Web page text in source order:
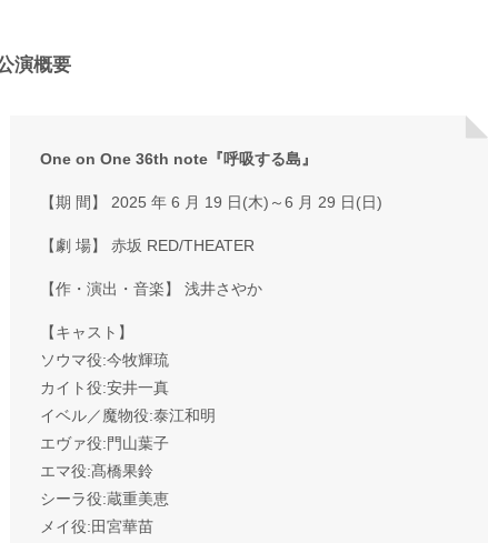
演概要
One on One 36th note『呼吸する島』
【期 間】 2025 年 6 月 19 日(木)～6 月 29 日(日)
【劇 場】 赤坂 RED/THEATER
【作・演出・音楽】 浅井さやか
【キャスト】
ソウマ役:今牧輝琉
カイト役:安井一真
イベル／魔物役:泰江和明
エヴァ役:門山葉子
エマ役:髙橋果鈴
シーラ役:蔵重美恵
メイ役:田宮華苗